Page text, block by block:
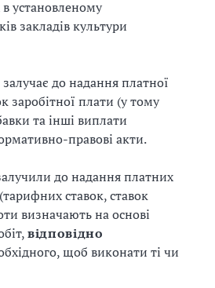
установленому
закладів культури
до надання платної
заробітної плати (у тому
та інші виплати
правові акти.
до надання платних
ставок, ставок
визначають на основі
відповідно
щоб виконати ті чи